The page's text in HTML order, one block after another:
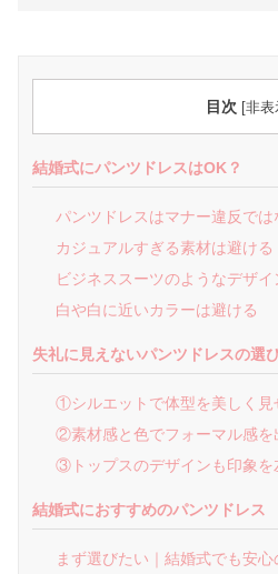
目次 [非表
結婚式にパンツドレスはOK？
パンツドレスはマナー違反では
カジュアルすぎる素材は避ける
ビジネススーツのようなデザイ
白や白に近いカラーは避ける
失礼に見えないパンツドレスの選
①シルエットで体型を美しく見
②素材感と色でフォーマル感を
③トップスのデザインも印象を
結婚式におすすめのパンツドレス
まず選びたい｜結婚式でも安